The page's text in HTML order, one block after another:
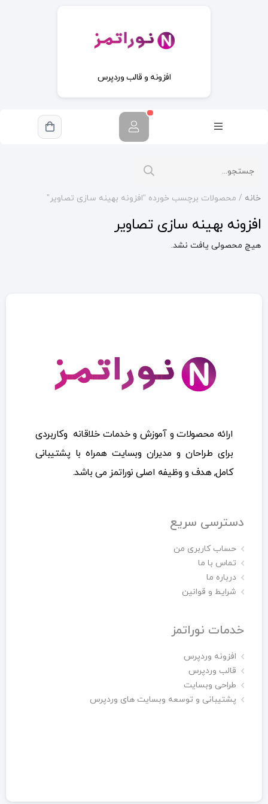
افزونه و قالب وردپرس
خانه / محصولات برچسب خورده “افزونه بهینه سازی تصاویر”
افزونه بهینه سازی تصاویر
هیچ محصولی یافت نشد.
ارائه محصولات و آموزش و خدمات خلاقانه وکاربردی
برای طراحان و مدیران وبسایت همراه با پشتیبانی
کامل, هدف و وظیفه اصلی نوراتمز می باشد.
دسترسی سریع
حساب کاربری من
تماس با ما
درباره ما
شرایط و قوانین
خدمات نوراتمز
افزونه وردپرس
قالب وردپرس
طراحی وبسایت
پشتیبانی و توسعه وبسایت های وردپرس